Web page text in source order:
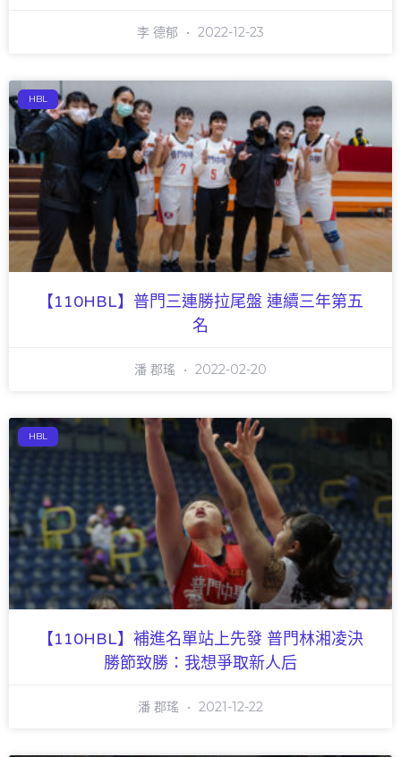
李 德郁 2022-12-23
HBL
【110HBL】普門三連勝拉尾盤 連續三年第五
名
潘 郡瑤 2022-02-20
HBL
【110HBL】補進名單站上先發 普門林湘凌決
勝節致勝：我想爭取新人后
潘 郡瑤 2021-12-22